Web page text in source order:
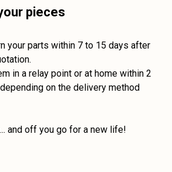
pieces
your parts within 7 to 15 days after
in a relay point or at home within 2
on the delivery method
and off you go for a new life!